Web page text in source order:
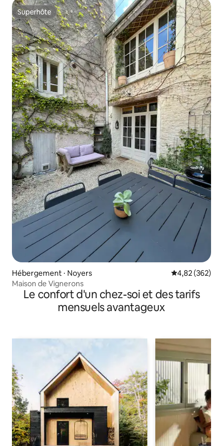
Superhôte
Superhôte
Hébergement ⋅ Noyers Évaluation
4,82 (362)
Maison de Vignerons
Le confort d'un chez-soi et des tarifs
mensuels avantageux